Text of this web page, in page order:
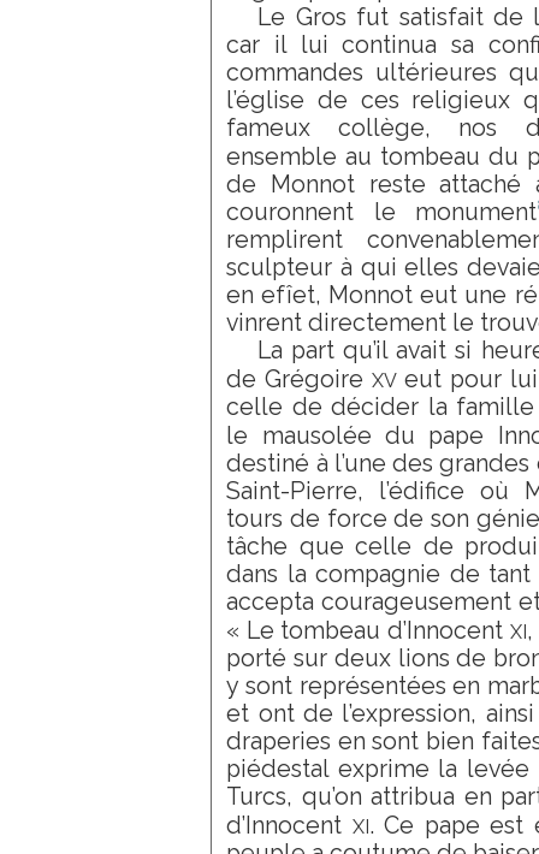
Le Gros fut satisfait de
car il lui continua sa
commandes ultérieures
l’église de ces religieux
fameux collège, nos
ensemble au tombeau du
de Monnot reste attaché
couronnent le monument
remplirent
sculpteur à qui elles
en efîet, Monnot eut une
vinrent directement le
La part qu’il avait si
de Grégoire xveut pour lui
celle de décider la famille
le mausolée du pape
destiné à l’une des
Saint-Pierre, l’édifice où
tours de force de son
tâche que celle de
dans la compagnie de
accepta courageusement
« Le tombeau d’Innocent xi
porté sur deux lions de
y sont représentées en
et ont de l’expression,
draperies en sont bien
piédestal exprime la
Turcs, qu’on attribua en
d’Innocent xi. Ce pape est